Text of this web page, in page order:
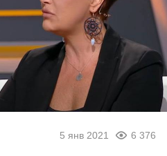
5 янв 2021 6 376